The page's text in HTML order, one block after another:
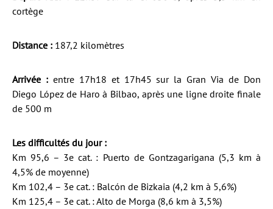
cortège
Distance : 187,2 kilomètres
Arrivée :entre 17h18 et 17h45 sur la Gran Via de Don
Diego López de Haro à Bilbao, après une ligne droite finale
de 500 m
Les difficultés du jour :
Km 95,6 – 3e cat. : Puerto de Gontzagarigana (5,3 km à
4,5% de moyenne)
Km 102,4 – 3e cat. : Balcón de Bizkaia (4,2 km à 5,6%)
Km 125,4 – 3e cat. : Alto de Morga (8,6 km à 3,5%)